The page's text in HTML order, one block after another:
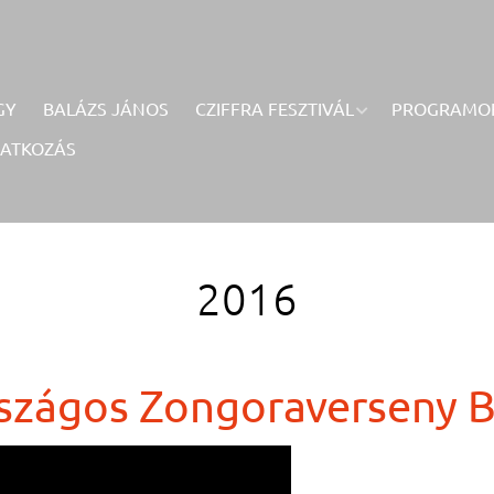
BALÁZS JÁNOS CZIFFRA FESZTIVÁL
2016
Zongoraverseny